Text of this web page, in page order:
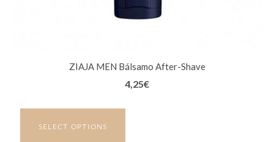
ZIAJA MEN Bálsamo After-Shave
4,25€
SELECT OPTIONS